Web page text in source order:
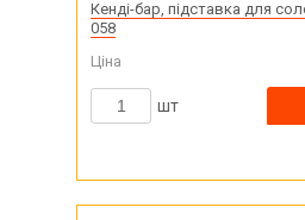
Кенді-бар, підставка для
058
Ціна
шт